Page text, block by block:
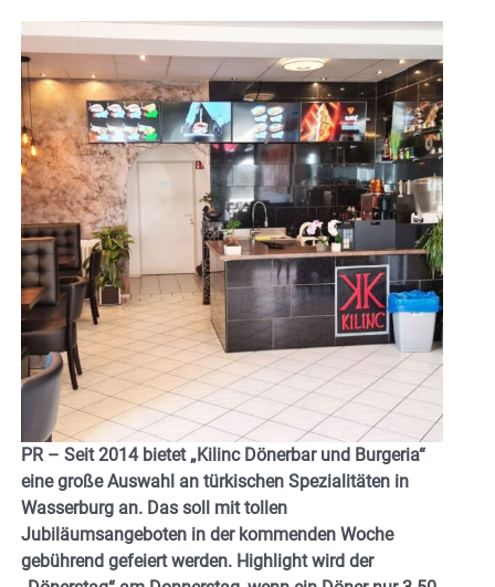
PR – Seit 2014 bietet „Kilinc Dönerbar und Burgeria“
eine große Auswahl an türkischen Spezialitäten in
Wasserburg an. Das soll mit tollen
Jubiläumsangeboten in der kommenden Woche
gebührend gefeiert werden. Highlight wird der